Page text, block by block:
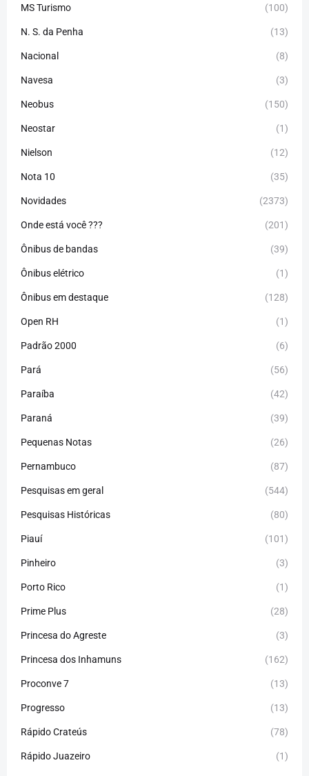
MS Turismo (100)
N. S. da Penha (13)
Nacional (8)
Navesa (3)
Neobus (150)
Neostar (1)
Nielson (12)
Nota 10 (35)
Novidades (2373)
Onde está você ??? (201)
Ônibus de bandas (39)
Ônibus elétrico (1)
Ônibus em destaque (128)
Open RH (1)
Padrão 2000 (6)
Pará (56)
Paraíba (42)
Paraná (39)
Pequenas Notas (26)
Pernambuco (87)
Pesquisas em geral (544)
Pesquisas Históricas (80)
Piauí (101)
Pinheiro (3)
Porto Rico (1)
Prime Plus (28)
Princesa do Agreste (3)
Princesa dos Inhamuns (162)
Proconve 7 (13)
Progresso (13)
Rápido Crateús (78)
Rápido Juazeiro (1)